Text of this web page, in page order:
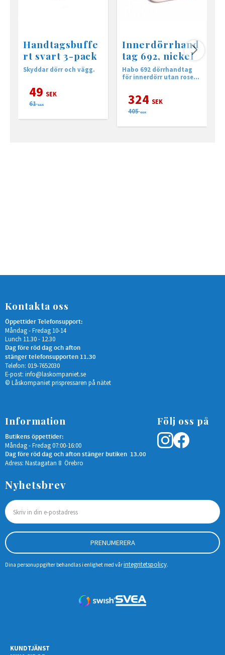
Handtagsbuffe
rt svart 3-pack
Skyddar dörr och vägg.
49 SEK
61 SEK
Innerdörrhand
tag 692, nickel
Habo 692 dörrhandtag
för innerdörr utan rosett,
324 SEK
405 SEK
Kontakta oss
Öppettider Telefonsupport:
Måndag - Fredag 10-14
Lunch 11.30 - 12.30
Dag före röd dag och afton
stänger telefonsupporten 11.30
Telefon: 019-7652030
E-post: info@laskompaniet.se
© Låskompaniet prispressaren på nätet
Information
Butikens öppettider:
Måndag - Fredag 07:00-16:00
Dag före röd dag och afton stänger butiken 13.00
Adress: Nastagatan 8 Örebro
Följ oss på
Nyhetsbrev
PRENUMERERA
Dina personuppgifter behandlas i enlighet med vårintegritetspolicy.
KUNDTJÄNST